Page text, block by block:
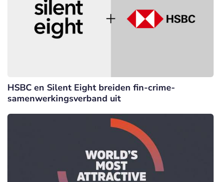
HSBC en Silent Eight breiden fin-crime-
samenwerkingsverband uit